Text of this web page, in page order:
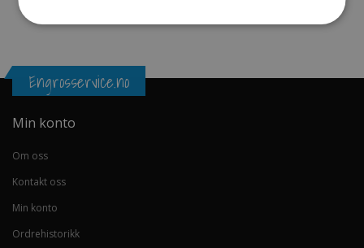
Engrosservice.no
Min konto
Om oss
Kontakt oss
Min konto
Ordrehistorikk